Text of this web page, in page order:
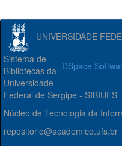
UNIVERSIDADE
DSpace
Sistema de
Bibliotecas da
Universidade
Federal de Sergipe - SIBIUFS
Núcleo de Tecnologia da
repositorio@academico.ufs.br